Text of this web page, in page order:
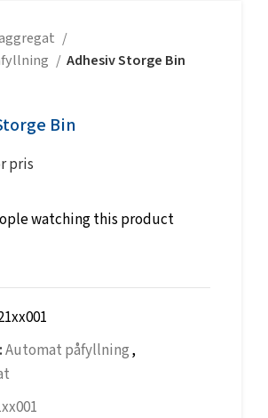
Adhesiv Storge Bin
Bin
pris
watching this product
Automat påfyllning,